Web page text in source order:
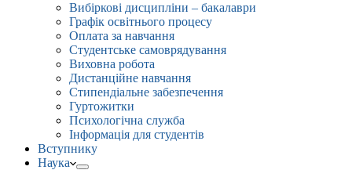
Вибіркові дисципліни – бакалаври
Графік освітнього процесу
Оплата за навчання
Студентське самоврядування
Виховна робота
Дистанційне навчання
Стипендіальне забезпечення
Гуртожитки
Психологічна служба
Інформація для студентів
Вступнику
Наука